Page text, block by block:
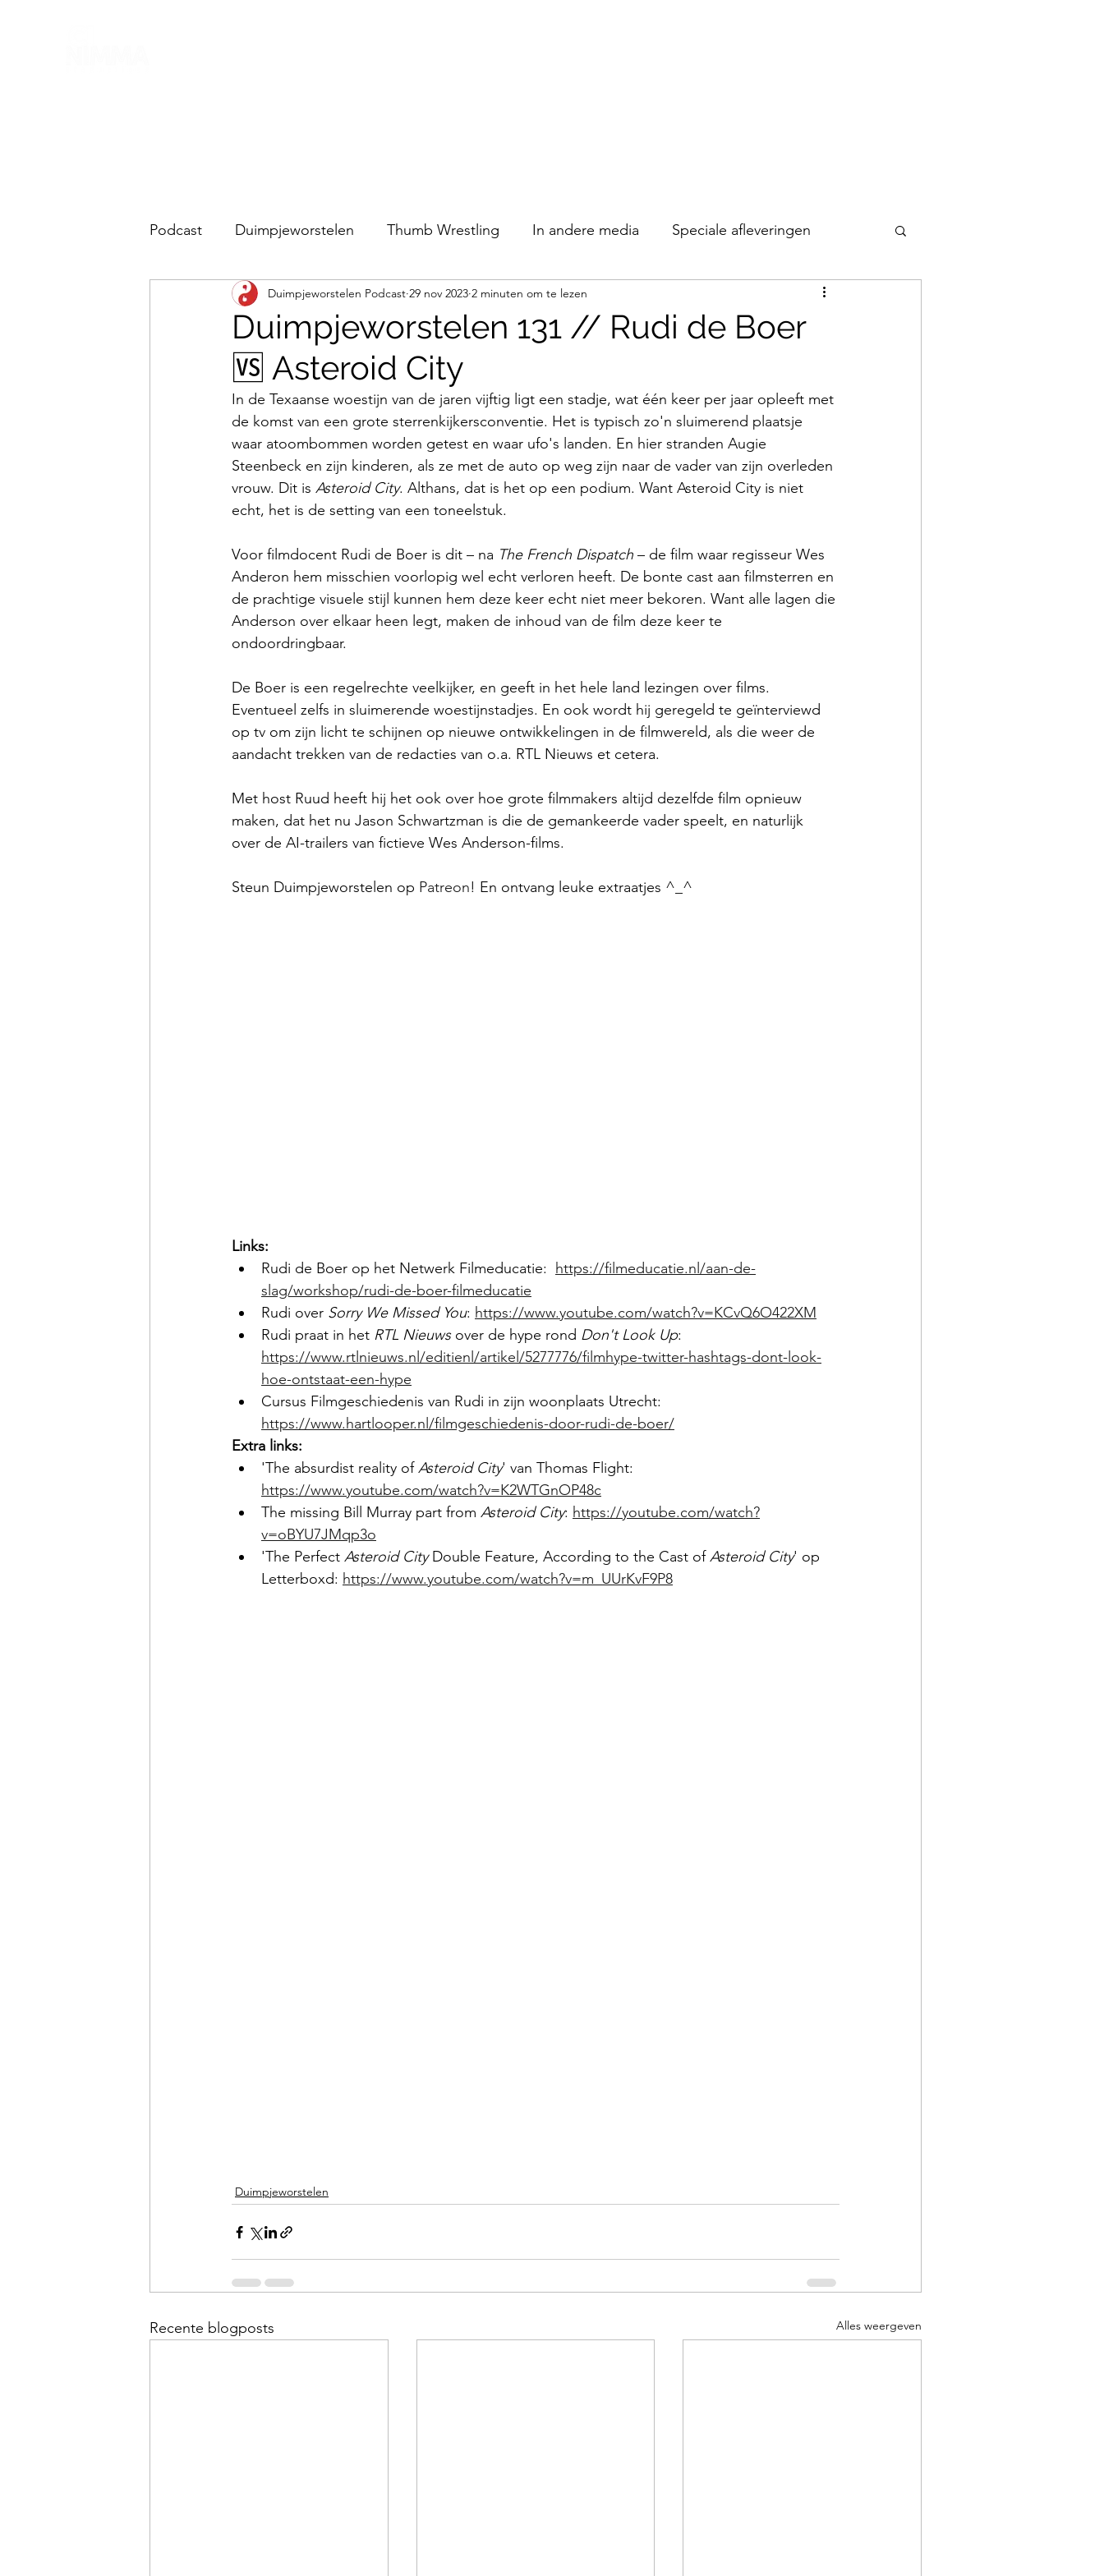
Podcast Duimpjeworstelen Thumb Wrestling In andere media Speciale afleveringen
Lubitsch en de rest
Duimpjeworstelen 131 // Rudi de Boer
🆚 Asteroid City
Duimpjeworstelen Podcast 29 nov 2023 2 minuten om te lezen
In de Texaanse woestijn van de jaren vijftig ligt een stadje, wat één keer per jaar opleeft met
de komst van een grote sterrenkijkersconventie. Het is typisch zo'n sluimerend plaatsje
waar atoombommen worden getest en waar ufo's landen. En hier stranden Augie
Steenbeck en zijn kinderen, als ze met de auto op weg zijn naar de vader van zijn overleden
vrouw. Dit is Asteroid City. Althans, dat is het op een podium. Want Asteroid City is niet
echt, het is de setting van een toneelstuk.
Voor filmdocent Rudi de Boer is dit – na The French Dispatch – de film waar regisseur Wes
Anderon hem misschien voorlopig wel echt verloren heeft. De bonte cast aan filmsterren en
de prachtige visuele stijl kunnen hem deze keer echt niet meer bekoren. Want alle lagen die
Anderson over elkaar heen legt, maken de inhoud van de film deze keer te
ondoordringbaar.
De Boer is een regelrechte veelkijker, en geeft in het hele land lezingen over films.
Eventueel zelfs in sluimerende woestijnstadjes. En ook wordt hij geregeld te geïnterviewd
op tv om zijn licht te schijnen op nieuwe ontwikkelingen in de filmwereld, als die weer de
aandacht trekken van de redacties van o.a. RTL Nieuws et cetera.
Met host Ruud heeft hij het ook over hoe grote filmmakers altijd dezelfde film opnieuw
maken, dat het nu Jason Schwartzman is die de gemankeerde vader speelt, en naturlijk
over de AI-trailers van fictieve Wes Anderson-films.
Steun Duimpjeworstelen op Patreon! En ontvang leuke extraatjes ^_^
Links:
Rudi de Boer op het Netwerk Filmeducatie: https://filmeducatie.nl/aan-de-
slag/workshop/rudi-de-boer-filmeducatie
Rudi over Sorry We Missed You: https://www.youtube.com/watch?v=KCvQ6O422XM
Rudi praat in het RTL Nieuws over de hype rond Don't Look Up:
https://www.rtlnieuws.nl/editienl/artikel/5277776/filmhype-twitter-hashtags-dont-look-
hoe-ontstaat-een-hype
Cursus Filmgeschiedenis van Rudi in zijn woonplaats Utrecht:
https://www.hartlooper.nl/filmgeschiedenis-door-rudi-de-boer/
Extra links:
'The absurdist reality of Asteroid City' van Thomas Flight:
https://www.youtube.com/watch?v=K2WTGnOP48c
The missing Bill Murray part from Asteroid City: https://youtube.com/watch?
v=oBYU7JMqp3o
'The Perfect Asteroid City Double Feature, According to the Cast of Asteroid City' op
Letterboxd: https://www.youtube.com/watch?v=m_UUrKvF9P8
Duimpjeworstelen
Recente blogposts Alles weergeven